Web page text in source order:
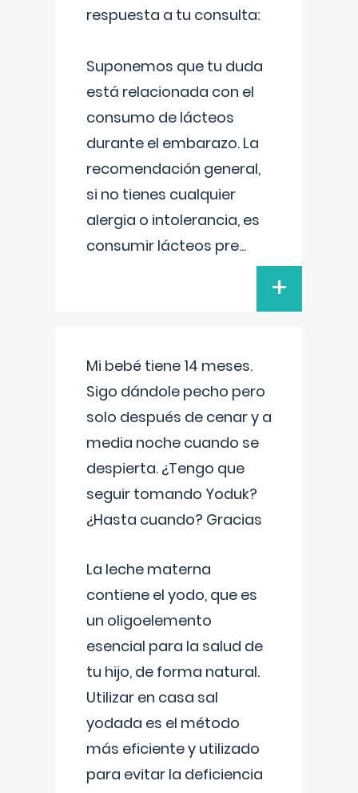
respuesta a tu consulta:
Suponemos que tu duda
está relacionada con el
consumo de lácteos
durante el embarazo. La
recomendación general,
si no tienes cualquier
alergia o intolerancia, es
consumir lácteos pre...
+
Mi bebé tiene 14 meses.
Sigo dándole pecho pero
solo después de cenar y a
media noche cuando se
despierta. ¿Tengo que
seguir tomando Yoduk?
¿Hasta cuando? Gracias
La leche materna
contiene el yodo, que es
un oligoelemento
esencial para la salud de
tu hijo, de forma natural.
Utilizar en casa sal
yodada es el método
más eficiente y utilizado
para evitar la deficiencia